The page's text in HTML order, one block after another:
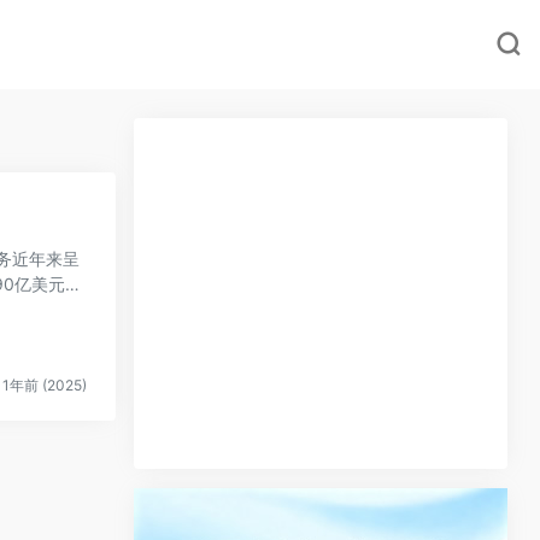
亿美元
1年前 (2025)